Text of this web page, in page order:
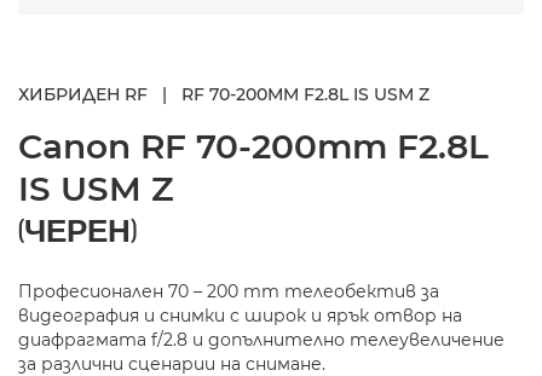
ХИБРИДЕН RF | RF 70-200MM F2.8L IS USM Z
Canon RF 70-200mm F2.8L
IS USM Z
(ЧЕРЕН)
Професионален 70 – 200 mm телеобектив за
видеография и снимки с широк и ярък отвор на
диафрагмата f/2.8 и допълнително телеувеличение
за различни сценарии на снимане.